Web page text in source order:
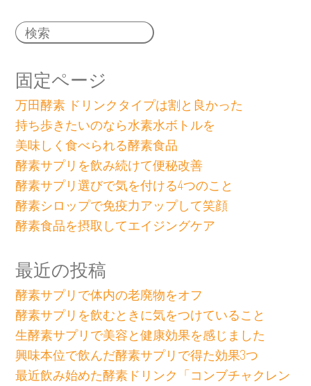
固定ページ
万田酵素 ドリンクタイプは割と良かった
持ち歩きたいのなら水素水ボトルを
美味しく食べられる酵素食品
酵素サプリを飲み続けて便秘改善
酵素サプリ選びで気を付ける4つのこと
酵素シロップで免疫力アップして笑顔
酵素食品を摂取してエイジングケア
最近の投稿
酵素サプリで体内の老廃物をオフ
酵素サプリを飲むときに気をつけていること
生酵素サプリで美容と健康効果を感じました
興味本位で飲んだ酵素サプリで得た効果3つ
最近飲み始めた酵素ドリンク「コンブチャクレン